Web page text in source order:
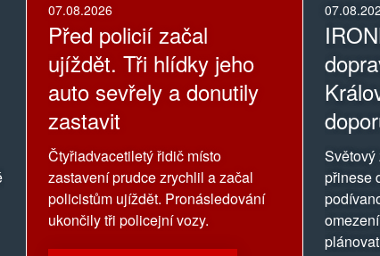
Světový
přinese
07.08.2026
Před policií začal
ujíždět. Tři hlídky jeho
auto sevřely a donutily
zastavit
Čtyřiadvacetiletý řidič místo
zastavení prudce zrychlil a začal
policistům ujíždět. Pronásledování
ukončily tři policejní vozy.